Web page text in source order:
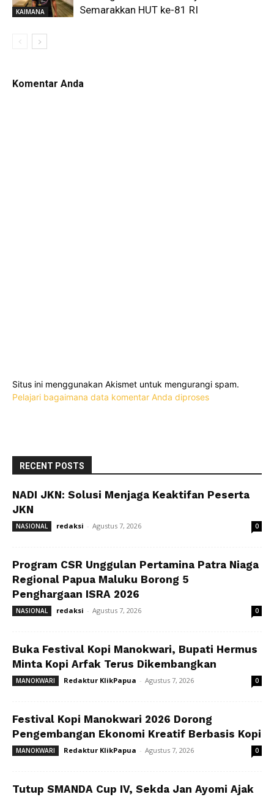
KAIMANA
Semarakkan HUT ke-81 RI
Komentar Anda
Situs ini menggunakan Akismet untuk mengurangi spam.
Pelajari bagaimana data komentar Anda diproses
RECENT POSTS
NADI JKN: Solusi Menjaga Keaktifan Peserta
JKN
NASIONAL redaksi - Agustus 7, 2026 0
Program CSR Unggulan Pertamina Patra Niaga
Regional Papua Maluku Borong 5
Penghargaan ISRA 2026
NASIONAL redaksi - Agustus 7, 2026 0
Buka Festival Kopi Manokwari, Bupati Hermus
Minta Kopi Arfak Terus Dikembangkan
MANOKWARI Redaktur KlikPapua - Agustus 7, 2026 0
Festival Kopi Manokwari 2026 Dorong
Pengembangan Ekonomi Kreatif Berbasis Kopi
MANOKWARI Redaktur KlikPapua - Agustus 7, 2026 0
Tutup SMANDA Cup IV, Sekda Jan Ayomi Ajak